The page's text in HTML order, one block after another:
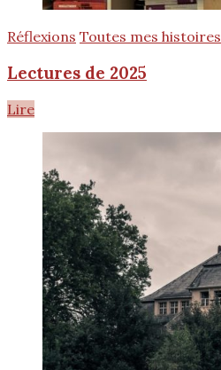
Réflexions Toutes mes histoires
Lectures de 2025
Lire